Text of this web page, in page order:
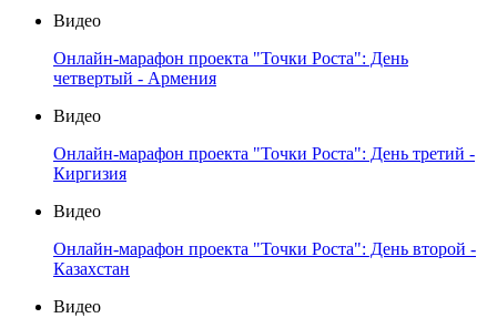
Видео
Онлайн-марафон проекта "Точки Роста": День
четвертый - Армения
Видео
Онлайн-марафон проекта "Точки Роста": День третий -
Киргизия
Видео
Онлайн-марафон проекта "Точки Роста": День второй -
Казахстан
Видео